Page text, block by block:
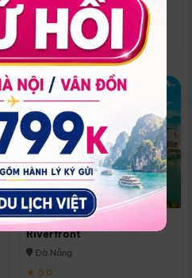
Quoc
Phú Quốc
★ 5.0
Melia Vinpearl Danang
Riverfront
Đà Nẵng
★ 5.0